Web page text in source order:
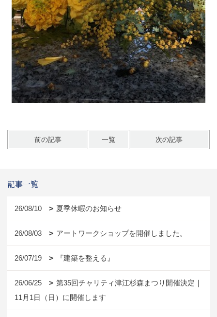
前の記事 一覧 次の記事
記事一覧
26/08/10 夏季休暇のお知らせ
26/08/03 アートワークショップを開催しました。
26/07/19 『建築を整える』
26/06/25
第35回チャリティ津江杉森まつり開催決定｜
11月1日（日）に開催します